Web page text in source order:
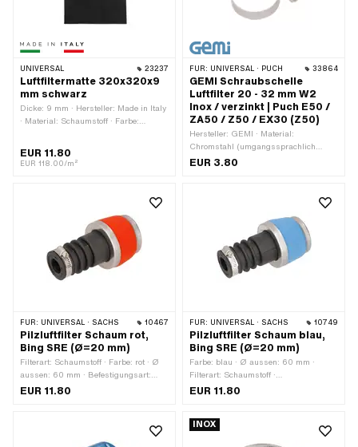
UNIVERSAL 23237
Luftfiltermatte 320x320x9
mm schwarz
Dicke: 9 mm · Hersteller: Made in Italy
· Material: Schaumstoff · Farbe:
Anwendungsbereich: Tuning
EUR 11.80
EUR 118.00/m²
FÜR: UNIVERSAL · PUCH 33864
GEMI Schraubschelle
Luftfilter 20 - 32 mm W2
Inox / verzinkt | Puch E50 /
ZA50 / Z50 / EX30 (Z50)
Hersteller: GEMI · Material:
Chromstahl (umgangssprachlich
bekannt als Nirosta) · Material: Stahl ·
EUR 3.80
FÜR: UNIVERSAL · SACHS 10467
Pilzluftfilter Schaum rot,
Bing SRE (Ø=20 mm)
Filterart: Schaumstoff · Farbe: rot · Ø
aussen: 60 mm · Befestigungsart:
Steckverbindung geklemmt ·
EUR 11.80
FÜR: UNIVERSAL · SACHS 10749
Pilzluftfilter Schaum blau,
Bing SRE (Ø=20 mm)
Farbe: blau · Ø aussen: 60 mm ·
Filterart: Schaumstoff ·
Befestigungsart: Steckverbindung
Nein · Anwendungsbereich: Tuning
EUR 11.80
INOX